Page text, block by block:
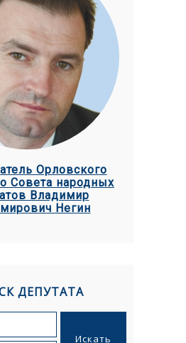
Орловского
Совета народных
Владимир
Негин
ДЕПУТАТА